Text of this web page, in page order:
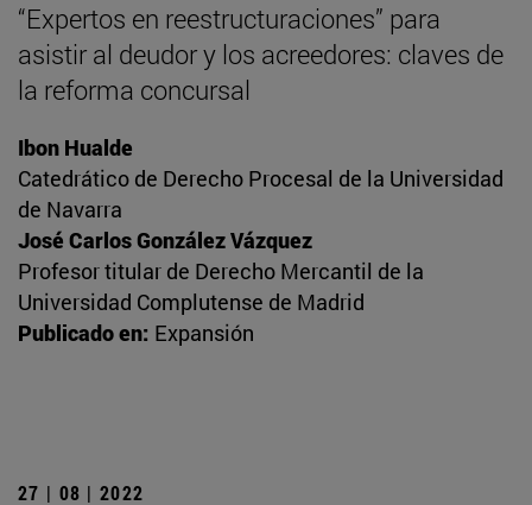
“Expertos en reestructuraciones” para
asistir al deudor y los acreedores: claves de
la reforma concursal
Ibon Hualde
Catedrático de Derecho Procesal de la Universidad
de Navarra
José Carlos González Vázquez
Profesor titular de Derecho Mercantil de la
Universidad Complutense de Madrid
Publicado en: Expansión
27 | 08 | 2022